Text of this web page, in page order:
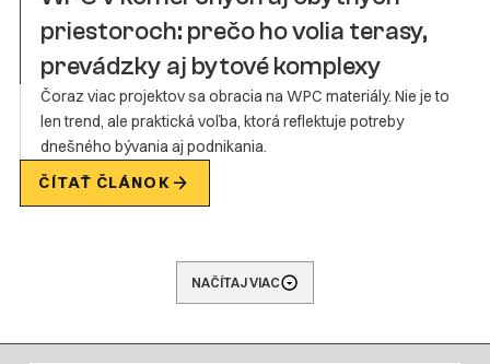
priestoroch: prečo ho volia terasy,
prevádzky aj bytové komplexy
Čoraz viac projektov sa obracia na WPC materiály. Nie je to
len trend, ale praktická voľba, ktorá reflektuje potreby
dnešného bývania aj podnikania.
ČÍTAŤ ČLÁNOK
NAČÍTAJ VIAC